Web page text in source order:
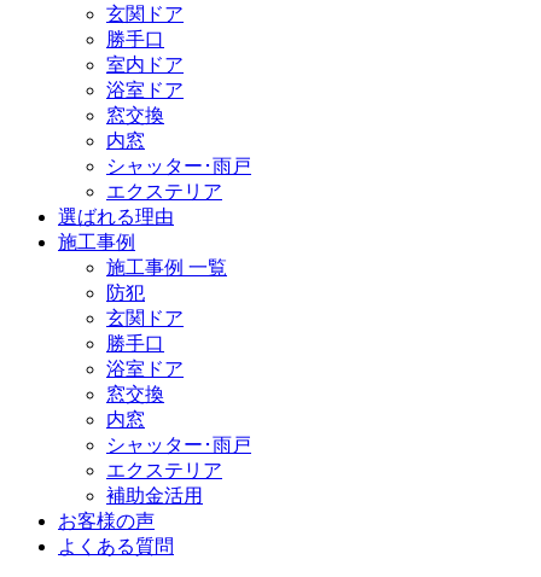
玄関ドア
勝手口
室内ドア
浴室ドア
窓交換
内窓
シャッター･雨戸
エクステリア
選ばれる理由
施工事例
施工事例 一覧
防犯
玄関ドア
勝手口
浴室ドア
窓交換
内窓
シャッター･雨戸
エクステリア
補助金活用
お客様の声
よくある質問